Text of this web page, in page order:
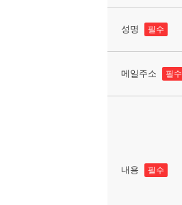
성명 필수
메일주소 필수
내용 필수